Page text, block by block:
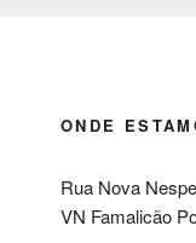
ONDE
Rua Nova
VN Famalicão